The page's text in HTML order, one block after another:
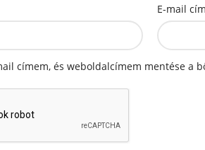
E-mail cím
címem, és weboldalcímem mentése a